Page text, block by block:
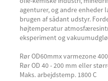
agenturer, og andre
brugen af ​​sådant udstyr.
højtemperatur
eksperiment og
Rør OD60mmx varmezone
Rør OD 40 - 200 mm eller
Maks. arbejdstemp. 1800 C